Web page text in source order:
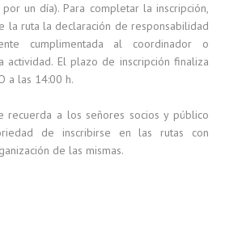
un día). Para completar la inscripción,
la ruta la declaración de responsabilidad
cumplimentada al coordinador o
actividad. El plazo de inscripción finaliza
a las 14:00 h.
recuerda a los señores socios y público
de inscribirse en las rutas con
de las mismas.